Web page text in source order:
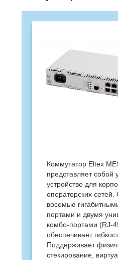
Коммутатор Eltex
представляет собой
устройство для
операторских
восемью
портами и двумя
комбо-портами (RJ-
обеспечивает
Поддерживает
стекирование,